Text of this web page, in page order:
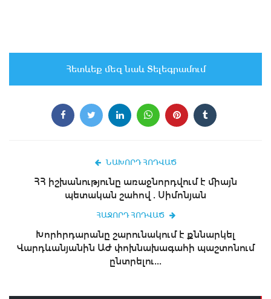
Հետևեք մեզ նաև Տելեգրամում
ՆԱԽՈՐԴ ՀՈԴՎԱԾ
ՀՀ իշխանությունը առաջնորդվում է միայն
պետական շահով . Սիմոնյան
ՀԱՋՈՐԴ ՀՈԴՎԱԾ
Խորհրդարանը շարունակում է քննարկել
Վարդևանյանին ԱԺ փոխնախագահի պաշտոնում
ընտրելու...